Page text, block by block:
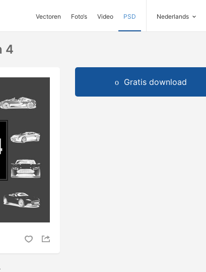
Vectoren Foto‘s Video PSD Nederlands
4
Gratis download